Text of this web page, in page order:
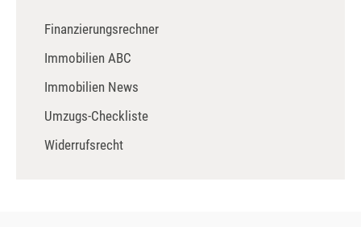
Finanzierungsrechner
Immobilien ABC
Immobilien News
Umzugs-Checkliste
Widerrufsrecht